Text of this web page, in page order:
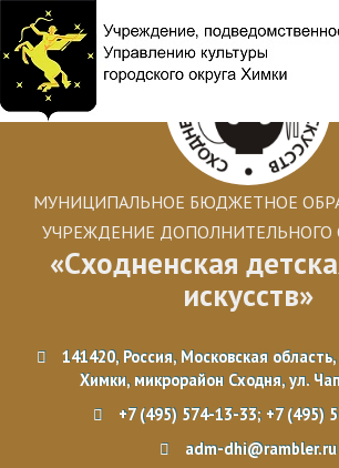
МУНИЦИПАЛЬНОЕ БЮДЖЕТНОЕ
УЧРЕЖДЕНИЕ ДОПОЛНИТЕЛЬНОГО
«Сходненская
искусств»
141420, Россия, Московская
Химки, микрорайон Сходня, ул.
+7 (495) 574-13-33; +7 (495)
adm-dhi@rambler.ru